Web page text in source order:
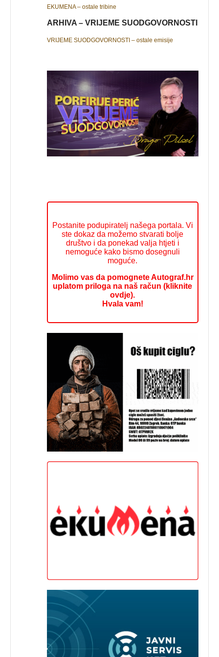
EKUMENA – ostale tribine
ARHIVA – VRIJEME SUODGOVORNOSTI
VRIJEME SUODGOVORNOSTI – ostale emisije
Postanite podupiratelj našega portala. Vi
ste dokaz da možemo stvarati bolje
društvo i da ponekad valja htjeti i
nemoguće kako bismo dosegnuli
moguće.
Molimo vas da pomognete Autograf.hr
uplatom priloga na naš račun (kliknite
ovdje).
Hvala vam!